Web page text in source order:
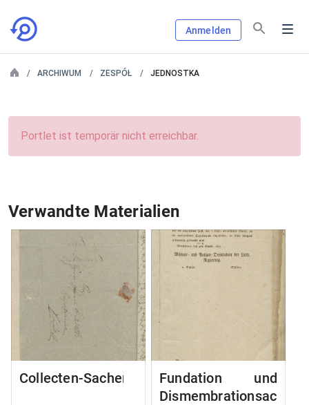
Anmelden
ARCHIWUM ZESPÓŁ JEDNOSTKA
Portlet ist temporär nicht erreichbar.
Verwandte Materialien
Collecten-Sachen
Fundation und
Dismembrationsac